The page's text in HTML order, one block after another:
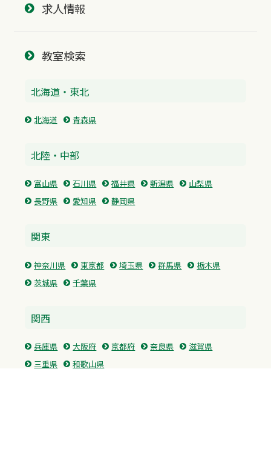
求人情報
教室検索
北海道・東北
北海道 青森県
北陸・中部
富山県 石川県 福井県 新潟県
山梨県
長野県
愛知県 静岡県
関東
神奈川県 東京都 埼玉県 群馬県
栃木県
茨城県
千葉県
関西
兵庫県 大阪府 京都府 奈良県
滋賀県
三重県
和歌山県